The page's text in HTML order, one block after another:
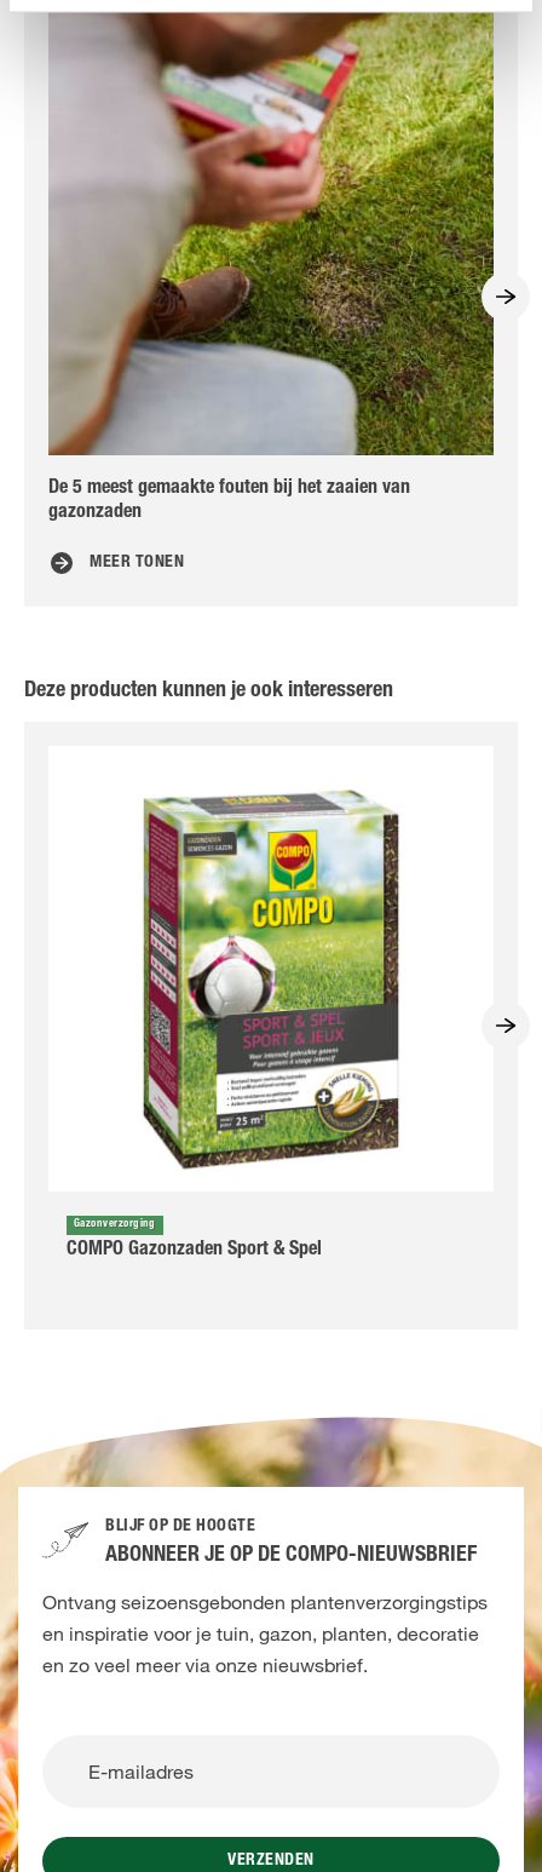
De 5 meest gemaakte fouten bij het zaaien van
gazonzaden
MEER TONEN
Deze producten kunnen je ook interesseren
Gazonverzorging
COMPO Gazonzaden Sport & Spel
BLIJF OP DE HOOGTE
ABONNEER JE OP DE COMPO-NIEUWSBRIEF
Ontvang seizoensgebonden plantenverzorgingstips
en inspiratie voor je tuin, gazon, planten, decoratie
en zo veel meer via onze nieuwsbrief.
VERZENDEN